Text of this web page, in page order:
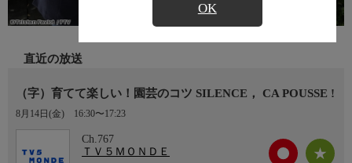
OK
直近の放送
（字）育てて楽しい！園芸のコツ SILENCE， CA POUSSE !
8月14日(金) 16:30〜17:23
Ch.767
ＴＶ５ＭＯＮＤＥ